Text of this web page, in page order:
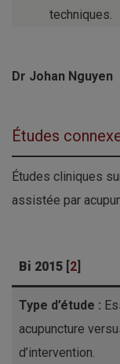
techniques.
Dr Johan Nguyen
Études
Études cliniques
assistée par
Bi 2015 2
Type d’étude :
acupuncture
d’intervention.